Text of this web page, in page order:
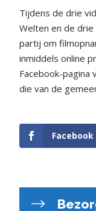
Tijdens de drie
Welten en de
partij om
inmiddels online
Facebook-pagina
die van de
Facebook